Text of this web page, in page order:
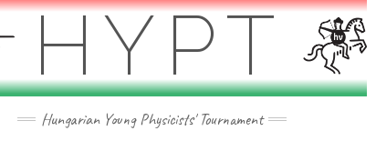
HYPT
Hungarian Young Physicists' Tournament